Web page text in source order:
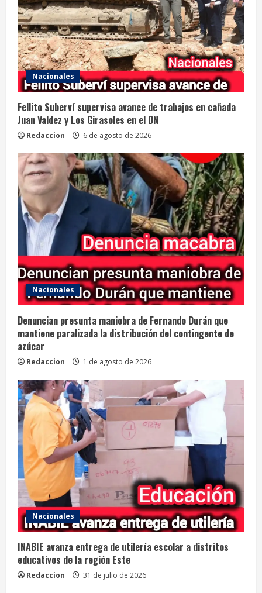
Nacionales
Fellito Suberví supervisa avance de trabajos en cañada
Juan Valdez y Los Girasoles en el DN
Redaccion 6 de agosto de 2026
Nacionales
Denuncian presunta maniobra de Fernando Durán que
mantiene paralizada la distribución del contingente de
azúcar
Redaccion 1 de agosto de 2026
Nacionales
INABIE avanza entrega de utilería escolar a distritos
educativos de la región Este
Redaccion 31 de julio de 2026